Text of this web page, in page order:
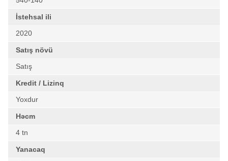
İstehsal ili
2020
Satış növü
Satış
Kredit / Lizinq
Yoxdur
Həcm
4 tn
Yanacaq